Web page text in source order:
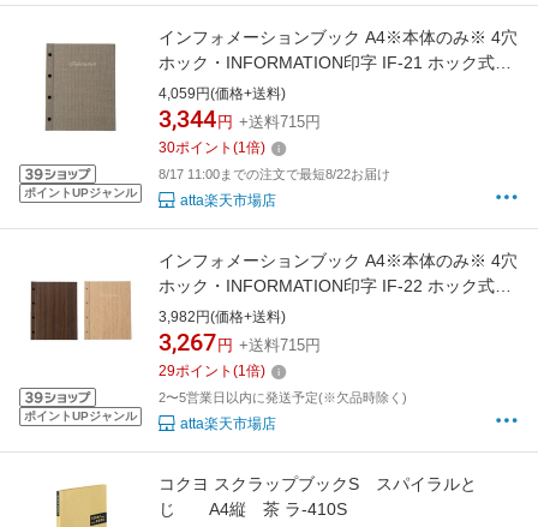
ポイントUPジャンル
インフォメーションブック A4※本体のみ※ 4穴
ホック・INFORMATION印字 IF-21 ホック式麻
柄 えいむ(Aim) ホテル旅館客室案内用品
4,059円(価格+送料)
3,344 円 +送料715円
30ポイント (1倍)
8/17 11:00までの注文で最短8/22お届け
atta楽天市場店
ポイントUPジャンル
インフォメーションブック A4※本体のみ※ 4穴
ホック・INFORMATION印字 IF-22 ホック式木
目 えいむ(Aim) ホテル旅館客室案内用品
3,982円(価格+送料)
3,267 円 +送料715円
29ポイント (1倍)
2〜5営業日以内に発送予定(※欠品時除く)
atta楽天市場店
コクヨ スクラップブックS スパイラルと
じ A4縦 茶 ラ-410S